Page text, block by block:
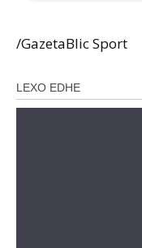
/GazetaBlic Sport